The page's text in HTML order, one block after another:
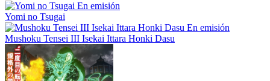
En emisión
Yomi no Tsugai
En emisión
Mushoku Tensei III Isekai Ittara Honki Dasu